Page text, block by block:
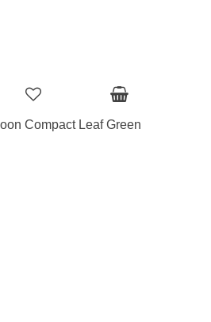
Compact Leaf Green